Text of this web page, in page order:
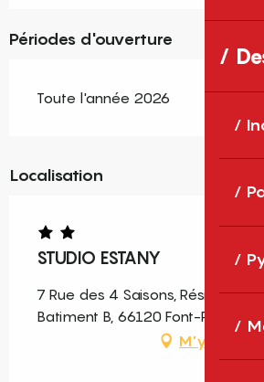
Périodes d'ouverture
Toute l'année 2026
Localisation
STUDIO ESTANY
7 Rue des 4 Saisons, Résidence
Batiment B, 66120 Font-Romeu-
M'y rendre